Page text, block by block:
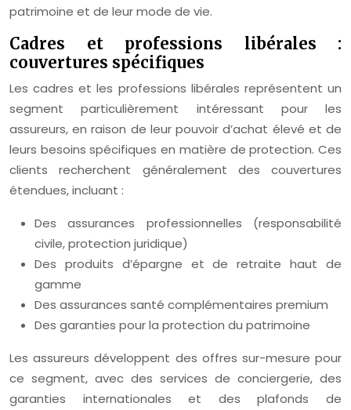
patrimoine et de leur mode de vie.
Cadres et professions libérales :
couvertures spécifiques
Les cadres et les professions libérales représentent un
segment particulièrement intéressant pour les
assureurs, en raison de leur pouvoir d’achat élevé et de
leurs besoins spécifiques en matière de protection. Ces
clients recherchent généralement des couvertures
étendues, incluant :
Des assurances professionnelles (responsabilité
civile, protection juridique)
Des produits d’épargne et de retraite haut de
gamme
Des assurances santé complémentaires premium
Des garanties pour la protection du patrimoine
Les assureurs développent des offres sur-mesure pour
ce segment, avec des services de conciergerie, des
garanties internationales et des plafonds de